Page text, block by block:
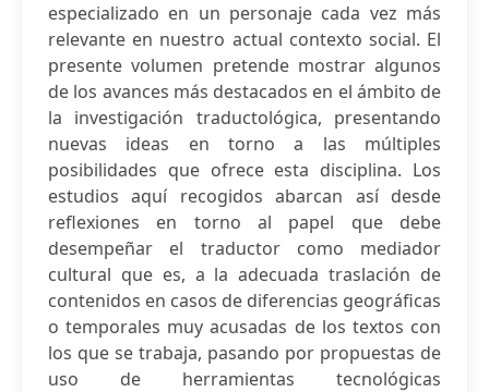
especializado en un personaje cada vez más
relevante en nuestro actual contexto social. El
presente volumen pretende mostrar algunos
de los avances más destacados en el ámbito de
la investigación traductológica, presentando
nuevas ideas en torno a las múltiples
posibilidades que ofrece esta disciplina. Los
estudios aquí recogidos abarcan así desde
reflexiones en torno al papel que debe
desempeñar el traductor como mediador
cultural que es, a la adecuada traslación de
contenidos en casos de diferencias geográficas
o temporales muy acusadas de los textos con
los que se trabaja, pasando por propuestas de
uso de herramientas tecnológicas